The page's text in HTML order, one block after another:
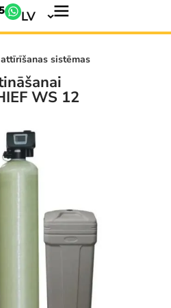
LV
sistēmas
WS 12